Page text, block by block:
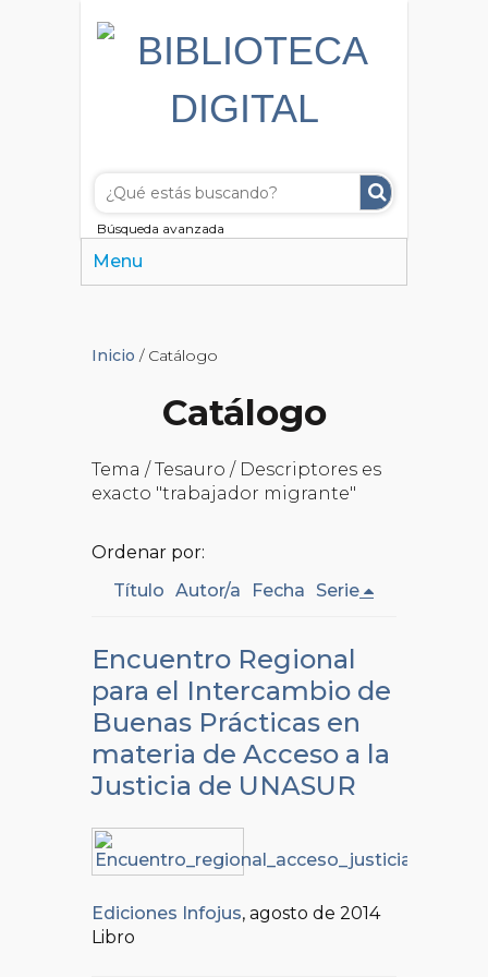
Búsqueda avanzada
Menu
Inicio / Catálogo
Catálogo
Tema / Tesauro / Descriptores es
exacto "trabajador migrante"
Ordenar por:
Título Autor/a Fecha Serie
Encuentro Regional
para el Intercambio de
Buenas Prácticas en
materia de Acceso a la
Justicia de UNASUR
Ediciones Infojus, agosto de 2014
Libro